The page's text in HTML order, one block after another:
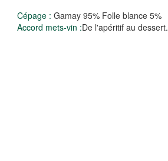
Cépage : Gamay 95% Folle blance 5%
Accord mets-vin :De l'apéritif au dessert.